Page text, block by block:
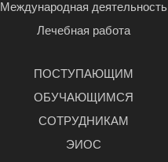
Международная деятельность
Лечебная работа
ПОСТУПАЮЩИМ
ОБУЧАЮЩИМСЯ
СОТРУДНИКАМ
ЭИОС